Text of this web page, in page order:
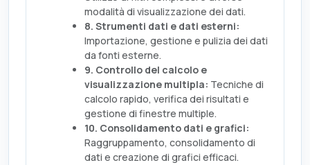
modalità di visualizzazione dei dati.
8. Strumenti dati e dati esterni:
Importazione, gestione e pulizia dei dati
da fonti esterne.
9. Controllo del calcolo e
visualizzazione multipla: Tecniche di
calcolo rapido, verifica dei risultati e
gestione di finestre multiple.
10. Consolidamento dati e grafici:
Raggruppamento, consolidamento di
dati e creazione di grafici efficaci.